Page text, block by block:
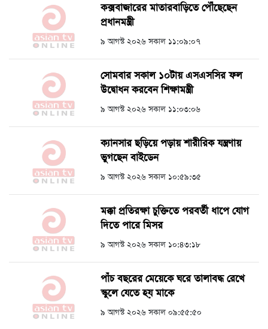
কক্সবাজারের মাতারবাড়িতে পৌঁছেছেন
প্রধানমন্ত্রী
৯ আগস্ট ২০২৬ সকাল ১১:০৯:০৭
সোমবার সকাল ১০টায় এসএসসির ফল
উদ্বোধন করবেন শিক্ষামন্ত্রী
৯ আগস্ট ২০২৬ সকাল ১১:০৩:০৬
ক্যানসার ছড়িয়ে পড়ায় শারীরিক যন্ত্রণায়
ভুগছেন বাইডেন
৯ আগস্ট ২০২৬ সকাল ১০:৫৯:৩৫
মক্কা প্রতিরক্ষা চুক্তিতে পরবর্তী ধাপে যোগ
দিতে পারে মিসর
৯ আগস্ট ২০২৬ সকাল ১০:৪৩:১৮
পাঁচ বছরের মেয়েকে ঘরে তালাবদ্ধ রেখে
স্কুলে যেতে হয় মাকে
৯ আগস্ট ২০২৬ সকাল ০৯:৫৫:৫০